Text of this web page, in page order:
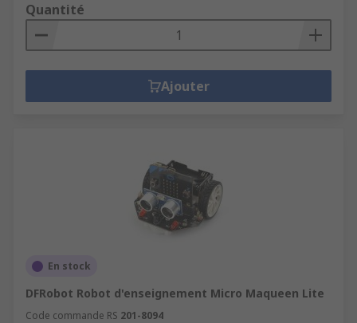
Quantité
Ajouter
En stock
DFRobot Robot d'enseignement Micro Maqueen Lite
Code commande RS 201-8094